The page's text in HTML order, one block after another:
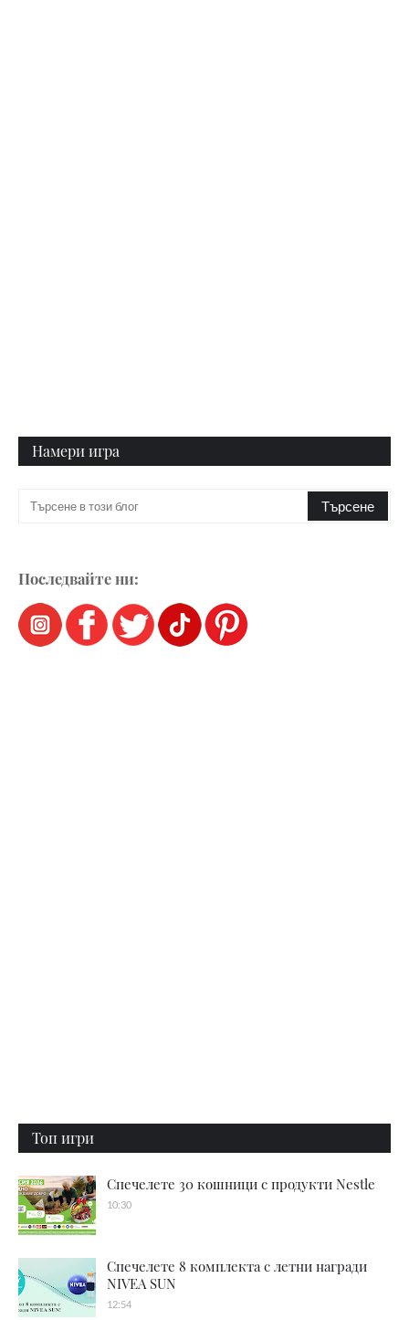
Намери игра
Последвайте ни:
Топ игри
Спечелете 30 кошници с продукти Nestle
10:30
Спечелете 8 комплекта с летни награди
NIVEA SUN
12:54